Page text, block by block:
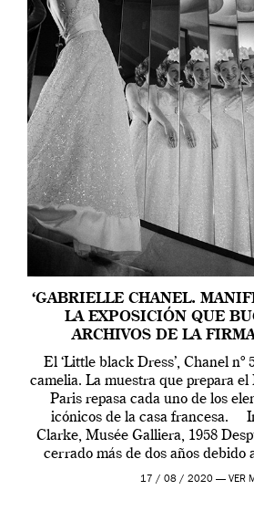
‘GABRIELLE CHANEL.
LA EXPOSICIÓN QUE
ARCHIVOS DE LA
El ‘Little black Dress’, Chanel nº
camelia. La muestra que prepara
Paris repasa cada uno de los
icónicos de la casa francesa.
Clarke, Musée Galliera, 1958
cerrado más de dos años debido
17 / 08 / 2020 — VER